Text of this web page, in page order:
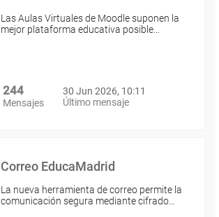
Las Aulas Virtuales de Moodle suponen la
mejor plataforma educativa posible…
244
Mensajes
30 Jun 2026, 10:11
Último mensaje
Correo EducaMadrid
La nueva herramienta de correo permite la
comunicación segura mediante cifrado…